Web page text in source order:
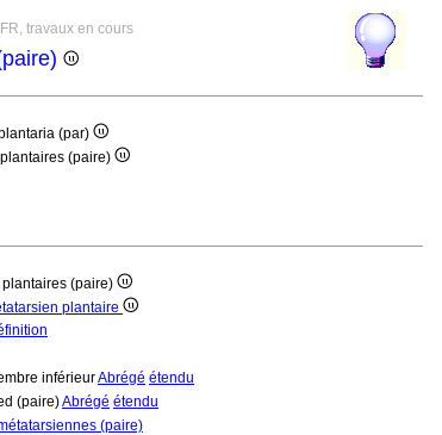
travaux en cours
(par)
(paire)
(paire)
plantaire
inférieurAbrégé étendu
(paire)Abrégé étendu
(paire)